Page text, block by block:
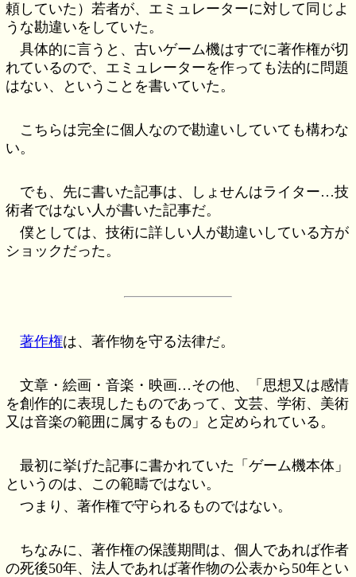
頼していた）若者が、エミュレーターに対して同じよ
うな勘違いをしていた。
具体的に言うと、古いゲーム機はすでに著作権が切
れているので、エミュレーターを作っても法的に問題
はない、ということを書いていた。
こちらは完全に個人なので勘違いしていても構わな
い。
でも、先に書いた記事は、しょせんはライター…技
術者ではない人が書いた記事だ。
僕としては、技術に詳しい人が勘違いしている方が
ショックだった。
著作権は、著作物を守る法律だ。
文章・絵画・音楽・映画…その他、「思想又は感情
を創作的に表現したものであって、文芸、学術、美術
又は音楽の範囲に属するもの」と定められている。
最初に挙げた記事に書かれていた「ゲーム機本体」
というのは、この範疇ではない。
つまり、著作権で守られるものではない。
ちなみに、著作権の保護期間は、個人であれば作者
の死後50年、法人であれば著作物の公表から50年とい